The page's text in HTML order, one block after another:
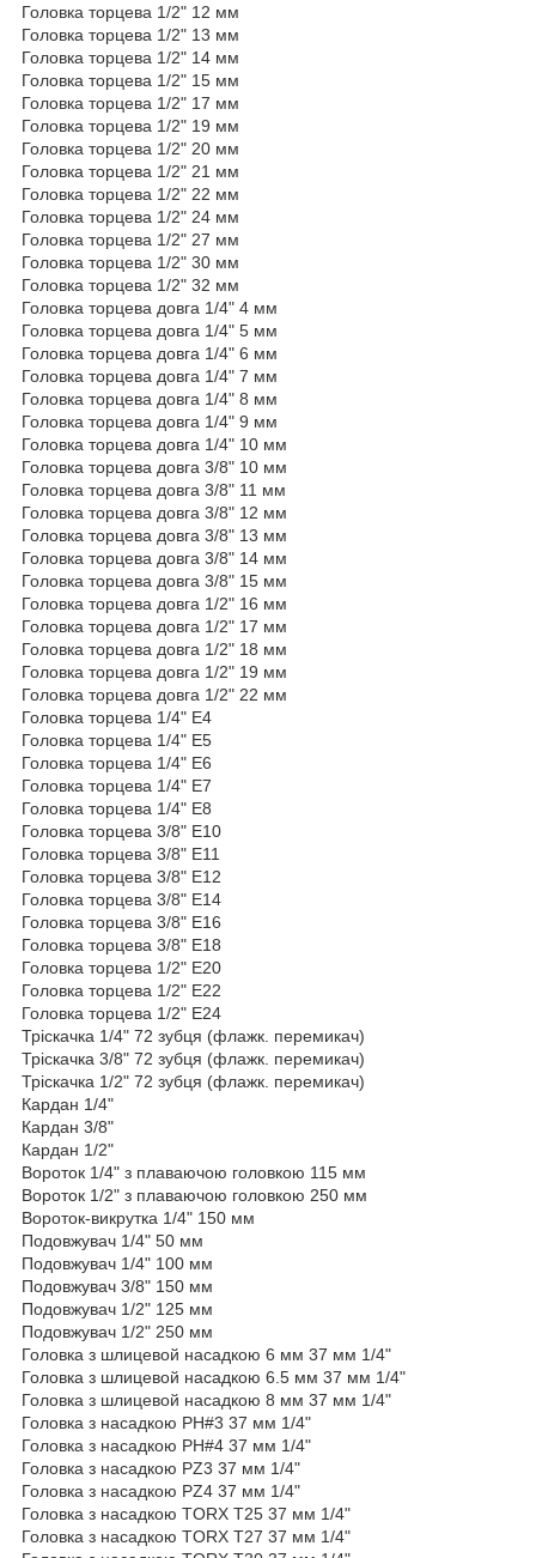
Головка торцева 1/2" 12 мм
Головка торцева 1/2" 13 мм
Головка торцева 1/2" 14 мм
Головка торцева 1/2" 15 мм
Головка торцева 1/2" 17 мм
Головка торцева 1/2" 19 мм
Головка торцева 1/2" 20 мм
Головка торцева 1/2" 21 мм
Головка торцева 1/2" 22 мм
Головка торцева 1/2" 24 мм
Головка торцева 1/2" 27 мм
Головка торцева 1/2" 30 мм
Головка торцева 1/2" 32 мм
Головка торцева довга 1/4" 4 мм
Головка торцева довга 1/4" 5 мм
Головка торцева довга 1/4" 6 мм
Головка торцева довга 1/4" 7 мм
Головка торцева довга 1/4" 8 мм
Головка торцева довга 1/4" 9 мм
Головка торцева довга 1/4" 10 мм
Головка торцева довга 3/8" 10 мм
Головка торцева довга 3/8" 11 мм
Головка торцева довга 3/8" 12 мм
Головка торцева довга 3/8" 13 мм
Головка торцева довга 3/8" 14 мм
Головка торцева довга 3/8" 15 мм
Головка торцева довга 1/2" 16 мм
Головка торцева довга 1/2" 17 мм
Головка торцева довга 1/2" 18 мм
Головка торцева довга 1/2" 19 мм
Головка торцева довга 1/2" 22 мм
Головка торцева 1/4" E4
Головка торцева 1/4" E5
Головка торцева 1/4" E6
Головка торцева 1/4" E7
Головка торцева 1/4" E8
Головка торцева 3/8" E10
Головка торцева 3/8" E11
Головка торцева 3/8" E12
Головка торцева 3/8" E14
Головка торцева 3/8" E16
Головка торцева 3/8" E18
Головка торцева 1/2" E20
Головка торцева 1/2" E22
Головка торцева 1/2" E24
Тріскачка 1/4" 72 зубця (флажк. перемикач)
Тріскачка 3/8" 72 зубця (флажк. перемикач)
Тріскачка 1/2" 72 зубця (флажк. перемикач)
Кардан 1/4"
Кардан 3/8"
Кардан 1/2"
Вороток 1/4" з плаваючою головкою 115 мм
Вороток 1/2" з плаваючою головкою 250 мм
Вороток-викрутка 1/4" 150 мм
Подовжувач 1/4" 50 мм
Подовжувач 1/4" 100 мм
Подовжувач 3/8" 150 мм
Подовжувач 1/2" 125 мм
Подовжувач 1/2" 250 мм
Головка з шлицевой насадкою 6 мм 37 мм 1/4"
Головка з шлицевой насадкою 6.5 мм 37 мм 1/4"
Головка з шлицевой насадкою 8 мм 37 мм 1/4"
Головка з насадкою PH#3 37 мм 1/4"
Головка з насадкою PH#4 37 мм 1/4"
Головка з насадкою PZ3 37 мм 1/4"
Головка з насадкою PZ4 37 мм 1/4"
Головка з насадкою TORX T25 37 мм 1/4"
Головка з насадкою TORX T27 37 мм 1/4"